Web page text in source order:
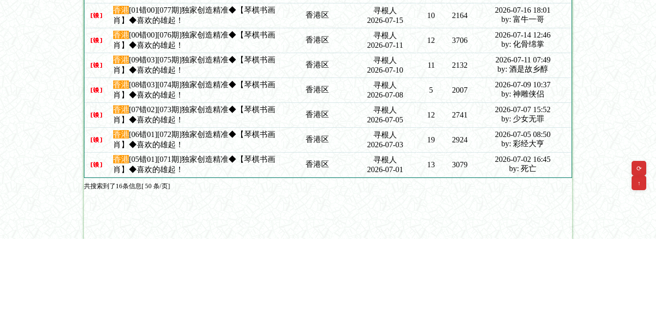
⟳
↑
香港[01错00][077期]独家创造精准◆【琴棋书画
肖】◆喜欢的雄起！
香港区
寻根人
2026-07-15
10 2164
2026-07-16 18:01
by: 富牛一哥
香港[00错00][076期]独家创造精准◆【琴棋书画
肖】◆喜欢的雄起！
香港区
寻根人
2026-07-11
12 3706
2026-07-14 12:46
by: 化骨绵掌
香港[09错03][075期]独家创造精准◆【琴棋书画
肖】◆喜欢的雄起！
香港区
寻根人
2026-07-10
11 2132
2026-07-11 07:49
by: 酒是故乡醇
香港[08错03][074期]独家创造精准◆【琴棋书画
肖】◆喜欢的雄起！
香港区
寻根人
2026-07-08
5 2007
2026-07-09 10:37
by: 神雕侠侣
香港[07错02][073期]独家创造精准◆【琴棋书画
肖】◆喜欢的雄起！
香港区
寻根人
2026-07-05
12 2741
2026-07-07 15:52
by: 少女无罪
香港[06错01][072期]独家创造精准◆【琴棋书画
肖】◆喜欢的雄起！
香港区
寻根人
2026-07-03
19 2924
2026-07-05 08:50
by: 彩经大亨
香港[05错01][071期]独家创造精准◆【琴棋书画
肖】◆喜欢的雄起！
香港区
寻根人
2026-07-01
13 3079
2026-07-02 16:45
by: 死亡
共搜索到了16条信息[ 50 条/页]